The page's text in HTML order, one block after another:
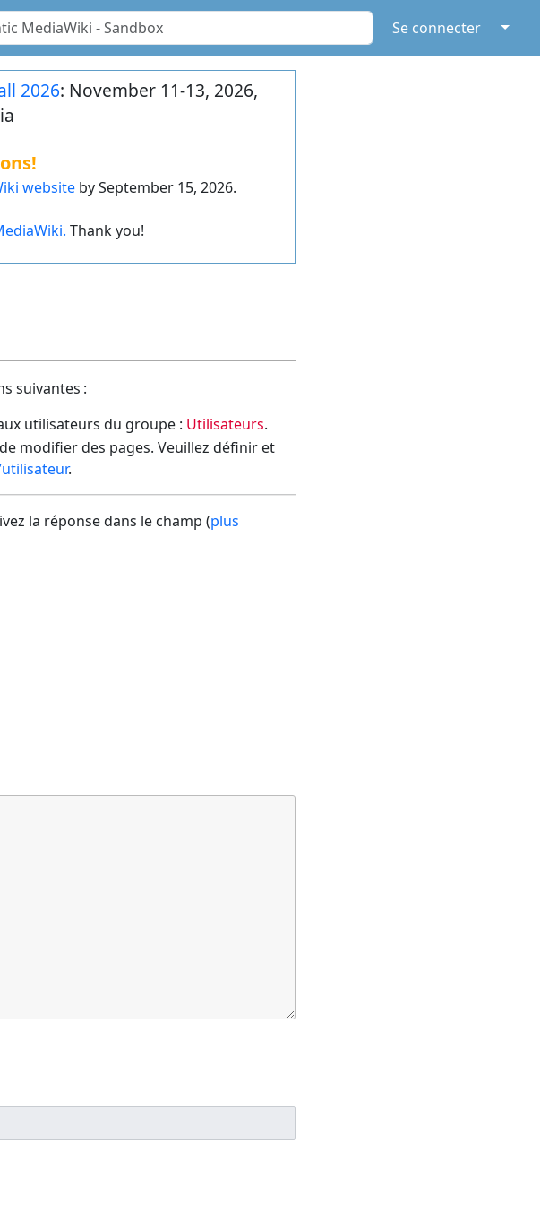
Se connecter ↓
2026: November 11-13, 2026,
websiteby September 15, 2026.
Thank you!
suivantes :
utilisateurs du groupe : Utilisateurs.
modifier des pages. Veuillez définir et
.
la réponse dans le champ (plus